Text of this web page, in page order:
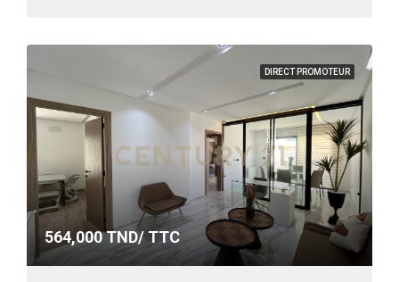
DIRECT PROMOTEUR
564,000TND/ TTC